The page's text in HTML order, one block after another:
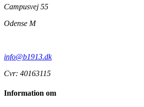
Campusvej 55
Odense M
info@b1913.dk
Cvr: 40163115
Information om